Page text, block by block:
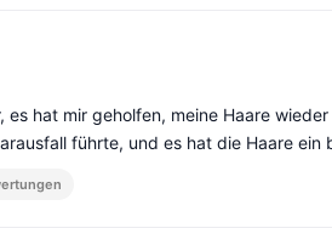
es hat mir geholfen, meine Haare
führte, und es hat die Haare ein